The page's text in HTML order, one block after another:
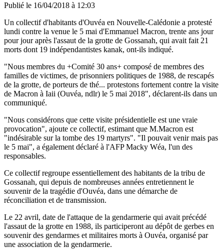
Publié le 16/04/2018 à 12:03
Un collectif d'habitants d'Ouvéa en Nouvelle-Calédonie a protesté
lundi contre la venue le 5 mai d'Emmanuel Macron, trente ans jour
pour jour après l'assaut de la grotte de Gossanah, qui avait fait 21
morts dont 19 indépendantistes kanak, ont-ils indiqué.
"Nous membres du +Comité 30 ans+ composé de membres des
familles de victimes, de prisonniers politiques de 1988, de rescapés
de la grotte, de porteurs de thé... protestons fortement contre la visite
de Macron à Iaii (Ouvéa, ndlr) le 5 mai 2018", déclarent-ils dans un
communiqué.
"Nous considérons que cette visite présidentielle est une vraie
provocation", ajoute ce collectif, estimant que M.Macron est
"indésirable sur la tombe des 19 martyrs". "Il pouvait venir mais pas
le 5 mai", a également déclaré à l'AFP Macky Wéa, l'un des
responsables.
Ce collectif regroupe essentiellement des habitants de la tribu de
Gossanah, qui depuis de nombreuses années entretiennent le
souvenir de la tragédie d'Ouvéa, dans une démarche de
réconciliation et de transmission.
Le 22 avril, date de l'attaque de la gendarmerie qui avait précédé
l'assaut de la grotte en 1988, ils participeront au dépôt de gerbes en
souvenir des gendarmes et militaires morts à Ouvéa, organisé par
une association de la gendarmerie.